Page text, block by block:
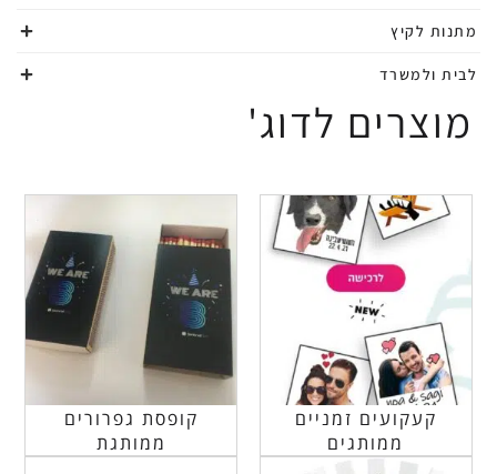
מתנות לקיץ
לבית ולמשרד
מוצרים לדוג'
קעקועים זמניים
ממותגים
קופסת גפרורים
ממותגת